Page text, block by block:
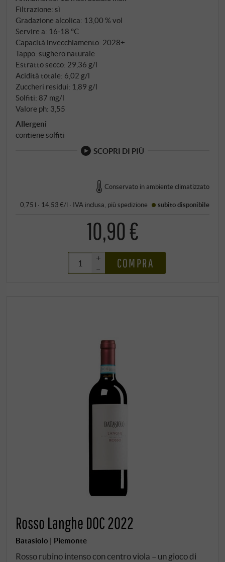
freschezza e una chiara struttura fruttata. Un vino da
tutti i giorni con un carattere forte e un profilo
regionale – affascinante, presente e molto piacevole
da bere. SUPERIORE.DE
Filtrazione: sì
Gradazione alcolica: 13,00 % vol
Servire a: 16‑18 °C
Capacità invecchiamento: 2028+
Tappo: sughero naturale
Estratto secco: 29,36 g/l
Acidità totale: 6,02 g/l
Zuccheri residui: 1,89 g/l
Solfiti: 87 mg/l
Valore ph: 3,55
Allergeni
contiene solfiti
SCOPRI DI PIÙ
Conservato in ambiente climatizzato
0,75 l · 14,53 €/l · IVA inclusa, piùspedizione subito disponibile
10,90 €
+
–
COMPRA
Rosso Langhe DOC 2022
Batasiolo | Piemonte
Rosso rubino intenso con centro viola – un gioco di